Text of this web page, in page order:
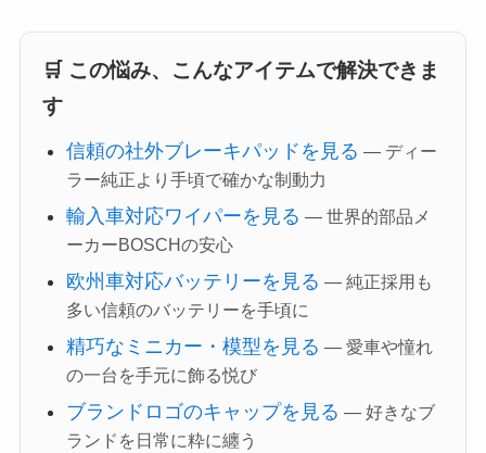
🛒 この悩み、こんなアイテムで解決できま
す
信頼の社外ブレーキパッドを見る — ディー
ラー純正より手頃で確かな制動力
輸入車対応ワイパーを見る — 世界的部品メ
ーカーBOSCHの安心
欧州車対応バッテリーを見る — 純正採用も
多い信頼のバッテリーを手頃に
精巧なミニカー・模型を見る — 愛車や憧れ
の一台を手元に飾る悦び
ブランドロゴのキャップを見る — 好きなブ
ランドを日常に粋に纏う